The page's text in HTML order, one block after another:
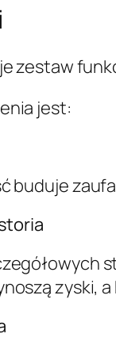
zestaw
jest:
buduje
zyski,